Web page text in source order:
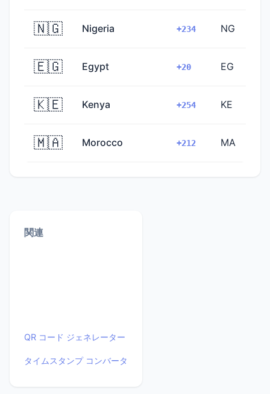
🇳🇬 Nigeria +234 NG
🇪🇬 Egypt +20 EG
🇰🇪 Kenya +254 KE
🇲🇦 Morocco +212 MA
関連
QR コード ジェネレーター
タイムスタンプ コンバータ